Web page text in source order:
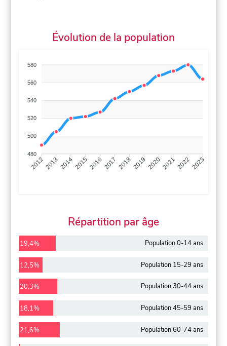
Évolution de la population
580
560
540
520
500
480
201220132014201520162017 20182019 2020202120222023
Répartition par âge
19,4% Population 0-14 ans
12,5% Population 15-29 ans
20,3% Population 30-44 ans
18,1% Population 45-59 ans
21,6% Population 60-74 ans